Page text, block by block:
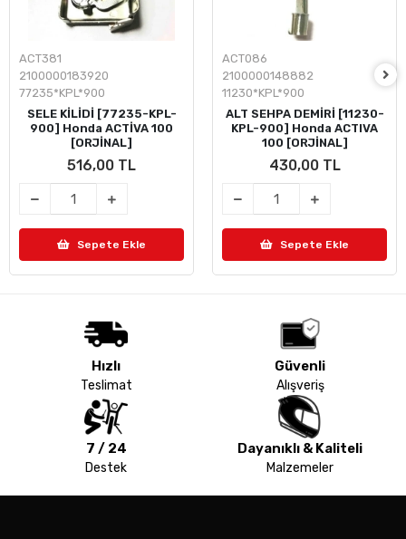
ACT381
2100000183920
77235*KPL*900
SELE KİLİDİ [77235-KPL-
900] Honda ACTİVA 100
[ORJİNAL]
516,00 TL
Sepete Ekle
ACT086
2100000148882
11230*KPL*900
ALT SEHPA DEMİRİ [11230-
KPL-900] Honda ACTIVA
100 [ORJİNAL]
430,00 TL
Sepete Ekle
Hızlı
Teslimat
Güvenli
Alışveriş
7 / 24
Destek
Dayanıklı & Kaliteli
Malzemeler